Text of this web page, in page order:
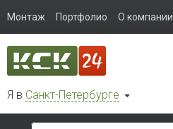
Монтаж Портфолио О компании
Я в Санкт-Петербурге